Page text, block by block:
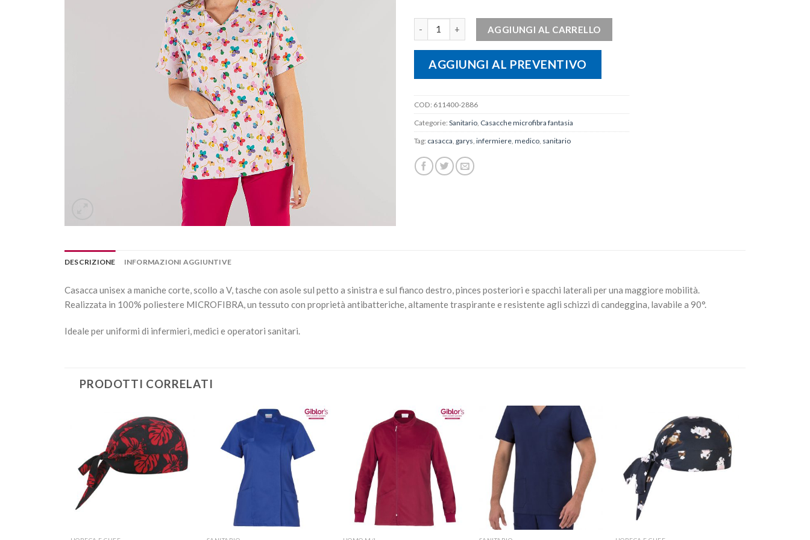
AGGIUNGI AL CARRELLO
AGGIUNGI AL PREVENTIVO
COD: 611400-2886
Categorie: Sanitario Casacche microfibra fantasia
Tag: casacca garys infermiere medico sanitario
DESCRIZIONE INFORMAZIONI AGGIUNTIVE
Casacca unisex a maniche corte, scollo a V, tasche con asole sul petto a sinistra e sul fianco destro, pinces posteriori e spacchi laterali per una maggiore mobilità.
Realizzata in 100% poliestere MICROFIBRA, un tessuto con proprietà antibatteriche, altamente traspirante e resistente agli schizzi di candeggina, lavabile a 90°.
Ideale per uniformi di infermieri, medici e operatori sanitari.
PRODOTTI CORRELATI
Aggiungi
alla lista
dei
desideri
Aggiungi
alla lista
dei
desideri
Aggiungi
alla lista
dei
desideri
Aggiungi
alla lista
dei
desideri
Aggiungi
alla lista
dei
desideri